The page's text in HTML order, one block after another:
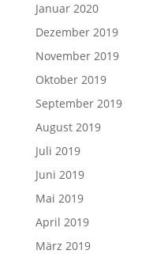
Januar 2020
Dezember 2019
November 2019
Oktober 2019
September 2019
August 2019
Juli 2019
Juni 2019
Mai 2019
April 2019
März 2019